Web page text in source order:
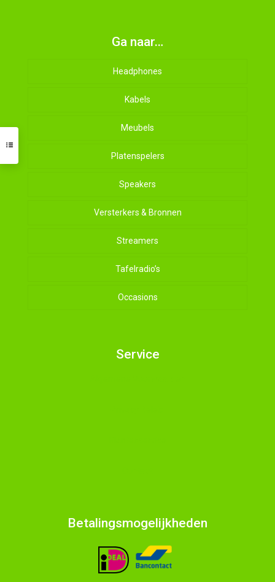
Ga naar…
Headphones
Kabels
Meubels
Platenspelers
Speakers
Versterkers & Bronnen
Streamers
Tafelradio’s
Occasions
Service
Betalingsmogelijkheden